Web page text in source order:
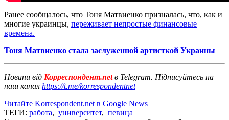
Ранее сообщалось, что Тоня Матвиенко призналась, что, как и
многие украинцы, переживает непростые финансовые
времена.
Тоня Матвиенко стала заслуженной артисткой Украины
Новини від Корреспондент.netв Telegram. Підписуйтесь на
наш канал https://t.me/korrespondentnet
Читайте Korrespondent.net в Google News
ТЕГИ: работа, университет, певица